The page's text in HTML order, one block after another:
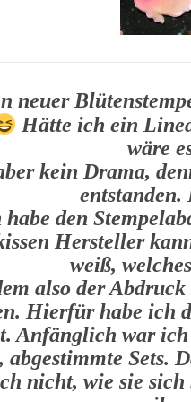
neuer
Hätte ich ein
wäre
kein Drama,
entstanden.
den
Hersteller
weiß,
also der
Hierfür habe ich
Anfänglich war
Sets.
nicht, wie sie